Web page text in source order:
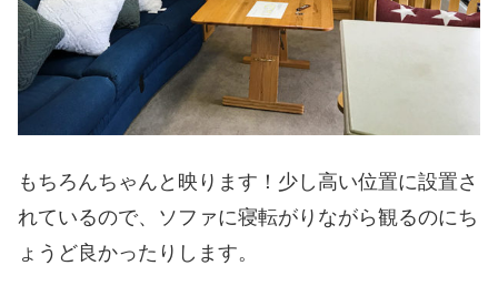
もちろんちゃんと映ります！少し高い位置に設置さ
れているので、ソファに寝転がりながら観るのにち
ょうど良かったりします。